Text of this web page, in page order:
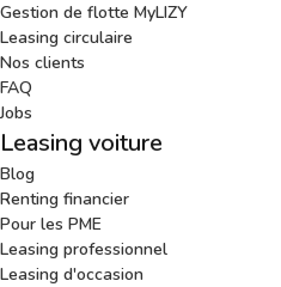
Gestion de flotte MyLIZY
Leasing circulaire
Nos clients
FAQ
Jobs
Leasing voiture
Blog
Renting financier
Pour les PME
Leasing professionnel
Leasing d'occasion